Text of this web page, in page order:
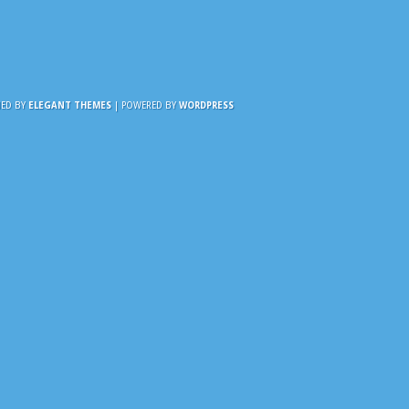
BY ELEGANT THEMES| POWERED BYWORDPRESS